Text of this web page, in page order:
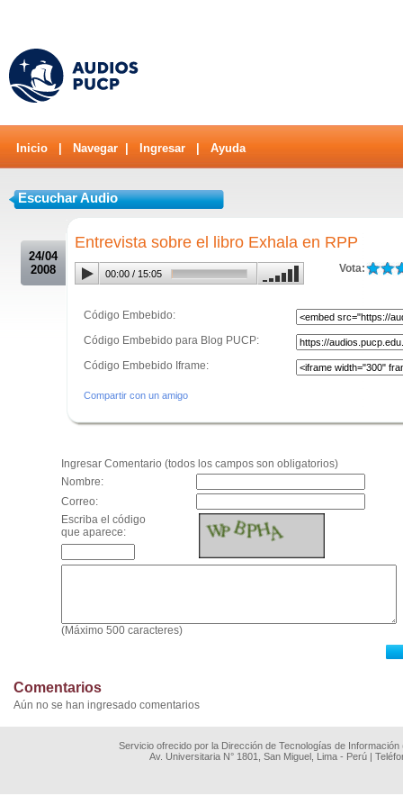
Inicio Navegar Ingresar Ayuda
Escuchar Audio
24/04
2008
Entrevista sobre el libro Exhala en RPP
Vota:
00:00 / 15:05
Código Embebido:
Código Embebido para Blog PUCP:
Código Embebido Iframe:
Compartir con un amigo
Ingresar Comentario (todos los campos son obligatorios)
Nombre:
Correo:
Escriba el código
que aparece:
(Máximo 500 caracteres)
Comentarios
Aún no se han ingresado comentarios
Servicio ofrecido por la Dirección de Tecnologías de
Av. Universitaria N° 1801, San Miguel, Lima - Perú |